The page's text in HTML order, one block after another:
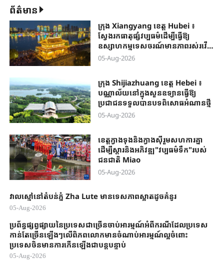
ព័ត៌មាន
ក្រុង Xiangyang ខេត្ត Hubei ៖
ស្វែងរកធាតុផ្សំវប្បធម៌ដើម្បីធ្វើឱ្យ
ឧស្សាហកម្មទេសចរណ៍មានភាពរស់រវើក
កាន់តែខ្លាំង
05-Aug-2026
ក្រុង Shijiazhuang ខេត្ត Hebei ៖
បណ្ណាល័យនៅក្នុងសួនឧទ្យានធ្វើឱ្យ
ប្រជាជនទទួលបានបទពិសោធអំណានថ្មី
05-Aug-2026
ខេត្តក្វាងទុងនិងក្វាងស៊ីរួមសហការគ្នា
ដើម្បីស្តារនិងអភិវឌ្ឍ"វប្បធម៌ទឹក"របស់
ជនជាតិ Miao
05-Aug-2026
វាលស្មៅនៅតំបន់ភ្នំ Zha Lute មានទេសភាពស្អាតដូចគំនូរ
05-Aug-2026
ប្រព័ន្ធផ្សព្វផ្សាយនៃប្រទេសជាច្រើនចាប់អារម្មណ៍អំពីករណីដែលប្រទេស
កាន់តែច្រើនឡើងៗលើពិភពលោកមានចំណាប់អារម្មណ៍ល្អចំពោះ
ប្រទេសចិនមានការកើនឡើងជាបន្តបន្ទាប់
05-Aug-2026